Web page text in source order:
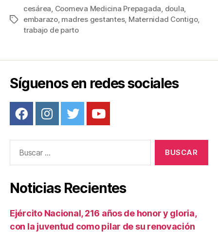
c
e
o
k
tt
er
ail er
e
m
p
tir
Etiquetas
cesárea, Coomeva Medicina Prepagada, doula,
embarazo, madres gestantes, Maternidad Contigo,
trabajo de parto
Síguenos en redes sociales
Noticias Recientes
Ejército Nacional, 216 años de honor y gloria,
con la juventud como pilar de su renovación